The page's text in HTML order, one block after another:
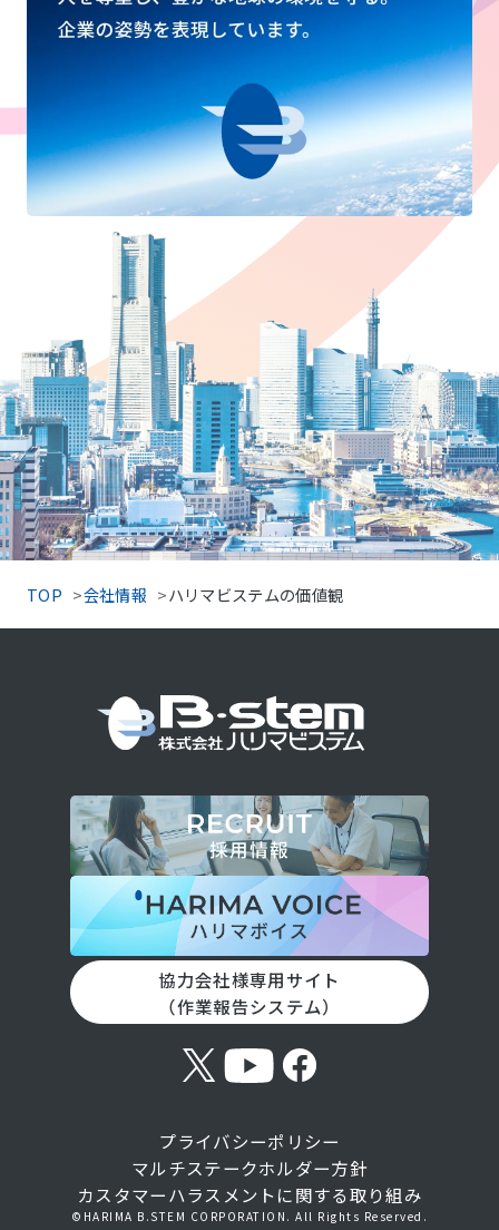
TOP 会社情報 ハリマビステムの価値観
協力会社様専用サイト
（作業報告システム）
©HARIMA B.STEM CORPORATION. All Rights Reserved.
プライバシーポリシー
マルチステークホルダー方針​
カスタマーハラスメントに関する取り組み